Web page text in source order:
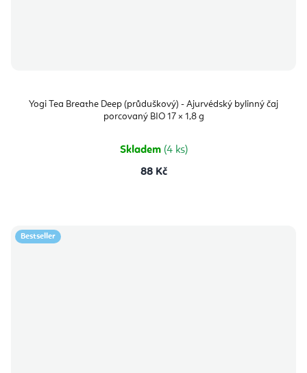
Yogi Tea Breathe Deep (průduškový) - Ajurvédský bylinný čaj
porcovaný BIO 17 × 1,8 g
Skladem (4 ks)
88 Kč
Bestseller